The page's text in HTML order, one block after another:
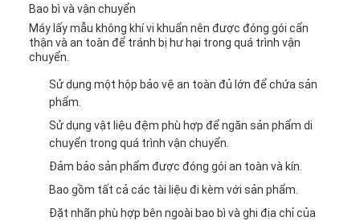
Bao bì và vận chuyển
Máy lấy mẫu không khí vi khuẩn nên được đóng gói cẩn
thận và an toàn để tránh bị hư hại trong quá trình vận
chuyển.
Sử dụng một hộp bảo vệ an toàn đủ lớn để chứa sản
phẩm.
Sử dụng vật liệu đệm phù hợp để ngăn sản phẩm di
chuyển trong quá trình vận chuyển.
Đảm bảo sản phẩm được đóng gói an toàn và kín.
Bao gồm tất cả các tài liệu đi kèm với sản phẩm.
Đặt nhãn phù hợp bên ngoài bao bì và ghi địa chỉ của